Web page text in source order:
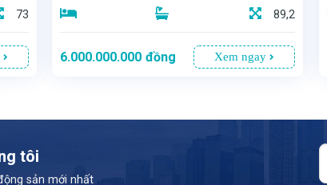
73
89,2
6.000.000.000 đồng Xem ngay
tôi
sản mới nhất